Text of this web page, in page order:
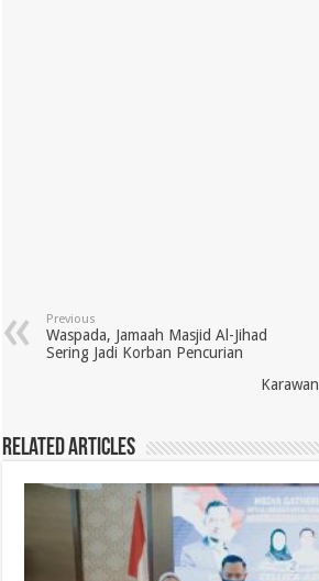
Previous
Waspada, Jamaah Masjid Al-Jihad
Sering Jadi Korban Pencurian
Related Articles